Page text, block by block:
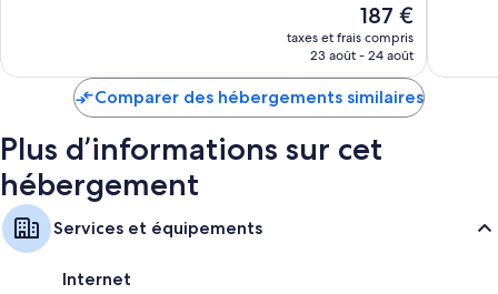
Le
nouveau
prix
de
187 €
taxes et frais compris
23 août - 24 août
Comparer des hébergements similaires
Plus d’informations sur cet
hébergement
Services et équipements
Internet